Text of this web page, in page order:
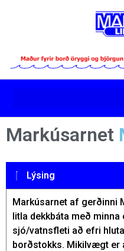
Markúsarnet
Lýsing
Markúsarnet af gerðinni
litla dekkbáta með
sjó/vatnsfleti að efri
borðstokks. Mikilvægt er